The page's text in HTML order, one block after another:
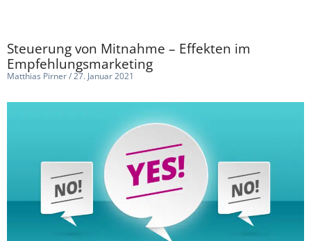
Steuerung von Mitnahme – Effekten im
Empfehlungsmarketing
Matthias Pirner 27. Januar 2021